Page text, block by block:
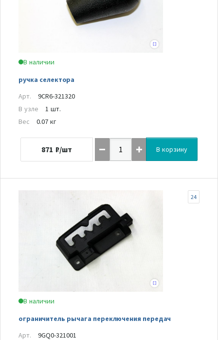
В наличии
ручка селектора
Арт.
9CR6-321320
В узле
1 шт.
Вес
0.07 кг
871 ₽/шт В корзину
В наличии
ограничитель рычага переключения передач
24
Арт.
9GQ0-321001